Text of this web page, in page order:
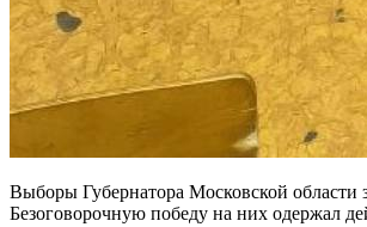
Выборы Губернатора Московской области
Безоговорочную победу на них одержал